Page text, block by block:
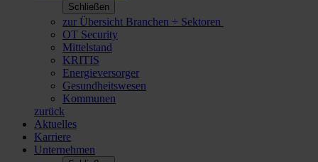
Schließen
zur Übersicht Branchen + Sektoren
OT Security
Mittelstand
KRITIS
Energieversorger
Gesundheitswesen
Kommunen
zurück
Aktuelles
Karriere
Unternehmen